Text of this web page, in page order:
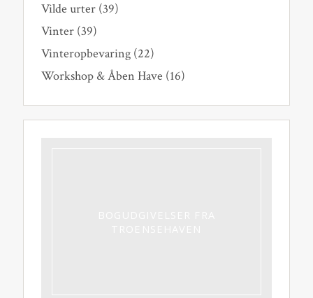
Vilde urter(39)
Vinter(39)
Vinteropbevaring(22)
Workshop & Åben Have (16)